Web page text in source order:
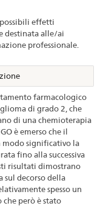
effetti
destinata alle/ai
professionale.
farmacologico
di grado 2, che
di una chemioterapia
è emerso che il
significativo la
fino alla successiva
risultati dimostrano
sul decorso della
spesso un
però è stato